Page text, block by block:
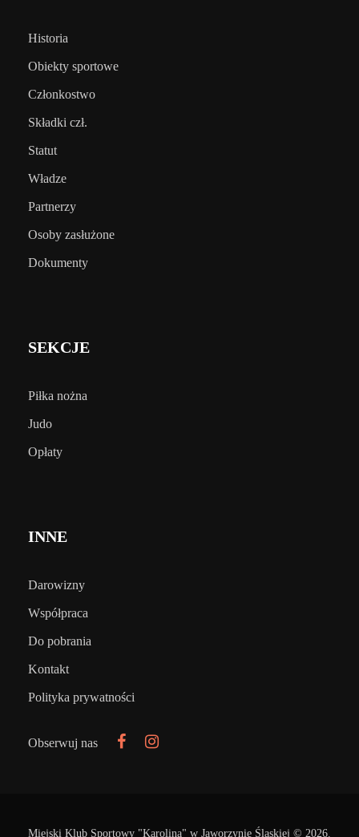
Historia
Obiekty sportowe
Członkostwo
Składki czł.
Statut
Władze
Partnerzy
Osoby zasłużone
Dokumenty
SEKCJE
Piłka nożna
Judo
Opłaty
INNE
Darowizny
Współpraca
Do pobrania
Kontakt
Polityka prywatności
Obserwuj nas
Miejski Klub Sportowy "Karolina" w Jaworzynie Śląskiej © 2026.